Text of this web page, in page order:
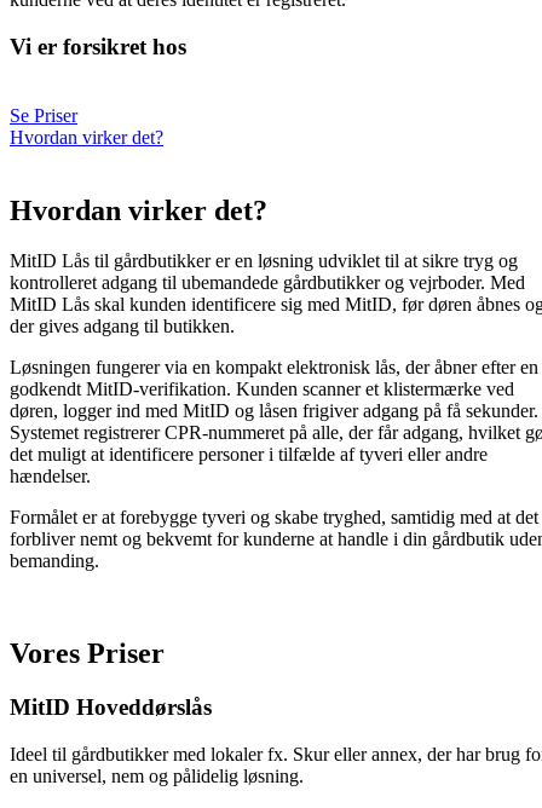
Vi er forsikret hos
Se Priser
Hvordan virker det?
Hvordan virker det?
MitID Lås til gårdbutikker er en løsning udviklet til at sikre tryg og
kontrolleret adgang til ubemandede gårdbutikker og vejrboder. Med
MitID Lås skal kunden identificere sig med MitID, før døren åbnes
der gives adgang til butikken.
Løsningen fungerer via en kompakt elektronisk lås, der åbner efter en
godkendt MitID-verifikation. Kunden scanner et klistermærke ved
døren, logger ind med MitID og låsen frigiver adgang på få sekunder.
Systemet registrerer CPR-nummeret på alle, der får adgang, hvilket
det muligt at identificere personer i tilfælde af tyveri eller andre
hændelser.
Formålet er at forebygge tyveri og skabe tryghed, samtidig med at det
forbliver nemt og bekvemt for kunderne at handle i din gårdbutik
bemanding.
Vores Priser
MitID Hoveddørslås
Ideel til gårdbutikker med lokaler fx. Skur eller annex, der har brug
en universel, nem og pålidelig løsning.